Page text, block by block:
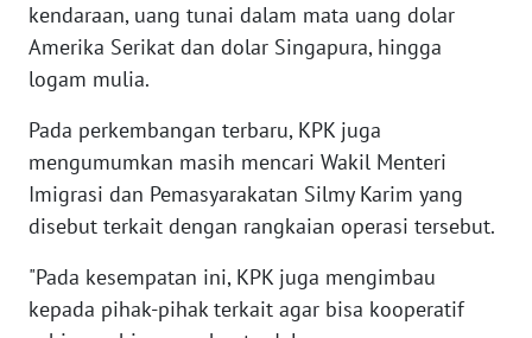
kendaraan, uang tunai dalam mata uang dolar
Amerika Serikat dan dolar Singapura, hingga
logam mulia.
Pada perkembangan terbaru, KPK juga
mengumumkan masih mencari Wakil Menteri
Imigrasi dan Pemasyarakatan Silmy Karim yang
disebut terkait dengan rangkaian operasi tersebut.
"Pada kesempatan ini, KPK juga mengimbau
kepada pihak-pihak terkait agar bisa kooperatif
WN
SUMSEL
BENGKULU
WN
LAMPUNG
WN
JATENG